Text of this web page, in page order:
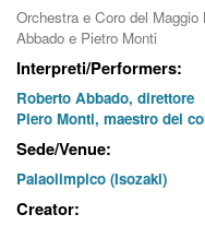
Orchestra e Coro del
Abbado e Pietro Monti
Interpreti/Performers:
Roberto Abbado, direttore
Piero Monti, maestro del
Sede/Venue:
Palaolimpico (Isozaki)
Creator: